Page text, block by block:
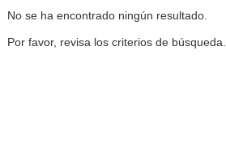
No se ha encontrado ningún resultado.
Por favor, revisa los criterios de búsqueda.